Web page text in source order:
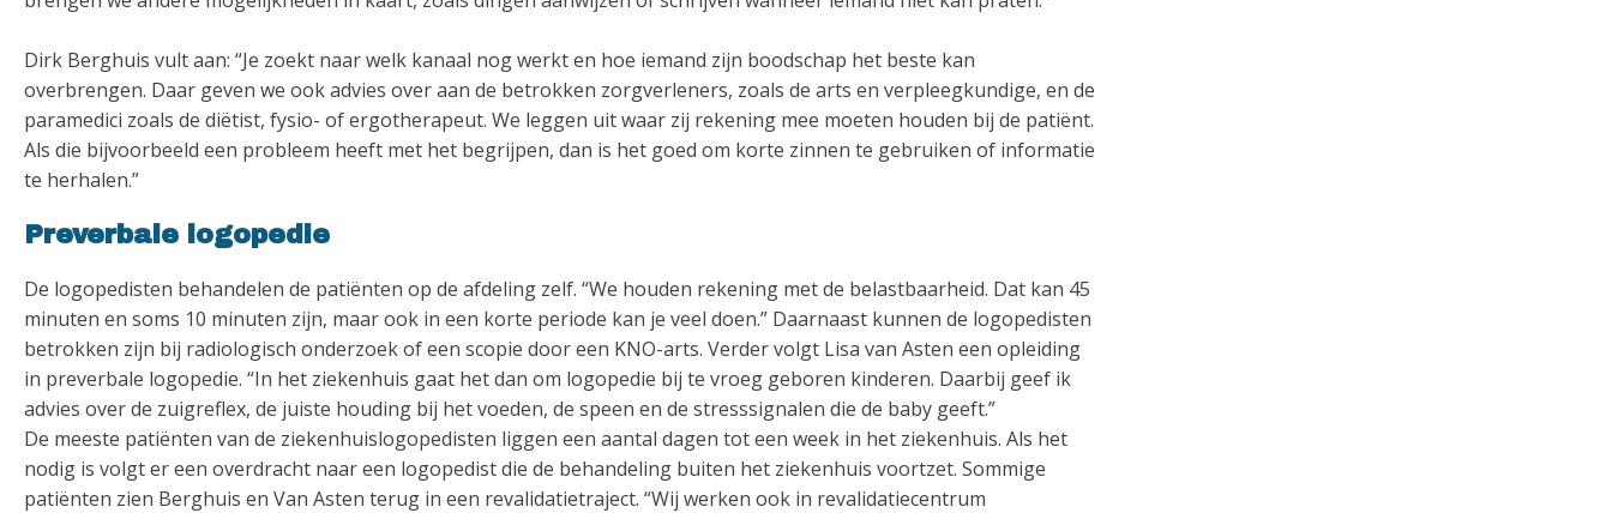
Dirk Berghuis vult aan: “Je zoekt naar welk kanaal nog werkt en hoe iemand zijn boodschap het beste kan
overbrengen. Daar geven we ook advies over aan de betrokken zorgverleners, zoals de arts en verpleegkundige, en de
paramedici zoals de diëtist, fysio- of ergotherapeut. We leggen uit waar zij rekening mee moeten houden bij de patiënt.
Als die bijvoorbeeld een probleem heeft met het begrijpen, dan is het goed om korte zinnen te gebruiken of informatie
te herhalen.”
Preverbale logopedie
De logopedisten behandelen de patiënten op de afdeling zelf. “We houden rekening met de belastbaarheid. Dat kan 45
minuten en soms 10 minuten zijn, maar ook in een korte periode kan je veel doen.” Daarnaast kunnen de logopedisten
betrokken zijn bij radiologisch onderzoek of een scopie door een KNO-arts. Verder volgt Lisa van Asten een opleiding
in preverbale logopedie. “In het ziekenhuis gaat het dan om logopedie bij te vroeg geboren kinderen. Daarbij geef ik
advies over de zuigreflex, de juiste houding bij het voeden, de speen en de stresssignalen die de baby geeft.”
De meeste patiënten van de ziekenhuislogopedisten liggen een aantal dagen tot een week in het ziekenhuis. Als het
nodig is volgt er een overdracht naar een logopedist die de behandeling buiten het ziekenhuis voortzet. Sommige
patiënten zien Berghuis en Van Asten terug in een revalidatietraject. “Wij werken ook in revalidatiecentrum